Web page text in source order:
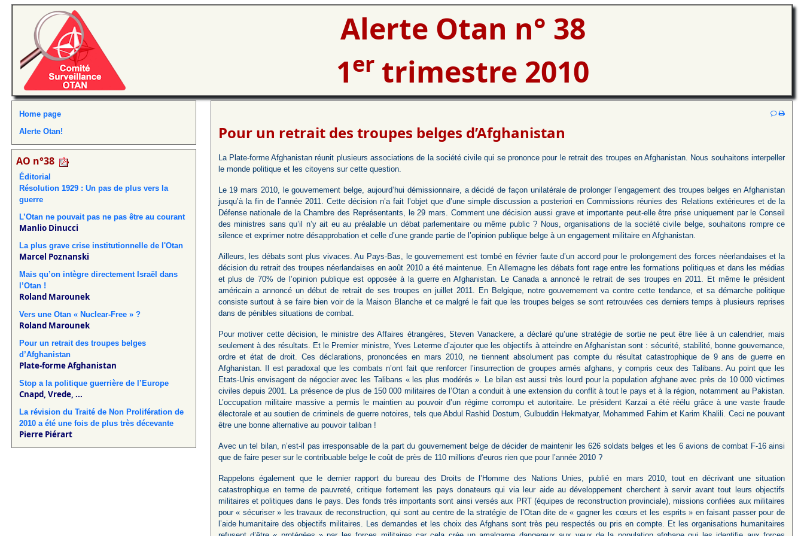
Alerte Otan n° 38
1er trimestre 2010
Home page
Alerte Otan!
AO n°38
Éditorial
Résolution 1929 : Un pas de plus vers la
guerre
L’Otan ne pouvait pas ne pas être au courant
Manlio Dinucci
La plus grave crise institutionnelle de l'Otan
Marcel Poznanski
Mais qu’on intègre directement Israël dans
l’Otan !
Roland Marounek
Vers une Otan « Nuclear-Free » ?
Roland Marounek
Pour un retrait des troupes belges
d’Afghanistan
Plate-forme Afghanistan
Stop a la politique guerrière de l’Europe
Cnapd, Vrede, ...
La révision du Traité de Non Prolifération de
2010 a été une fois de plus très décevante
Pierre Piérart
Pour un retrait des troupes belges d’Afghanistan
La Plate-forme Afghanistan réunit plusieurs associations de la société civile qui se prononce pour le retrait des troupes en Afghanistan. Nous souhaitons interpeller
le monde politique et les citoyens sur cette question.
Le 19 mars 2010, le gouvernement belge, aujourd’hui démissionnaire, a décidé de façon unilatérale de prolonger l’engagement des troupes belges en Afghanistan
jusqu’à la fin de l’année 2011. Cette décision n’a fait l’objet que d’une simple discussion a posteriori en Commissions réunies des Relations extérieures et de la
Défense nationale de la Chambre des Représentants, le 29 mars. Comment une décision aussi grave et importante peut-elle être prise uniquement par le Conseil
des ministres sans qu’il n’y ait eu au préalable un débat parlementaire ou même public ? Nous, organisations de la société civile belge, souhaitons rompre ce
silence et exprimer notre désapprobation et celle d’une grande partie de l’opinion publique belge à un engagement militaire en Afghanistan.
Ailleurs, les débats sont plus vivaces. Au Pays-Bas, le gouvernement est tombé en février faute d’un accord pour le prolongement des forces néerlandaises et la
décision du retrait des troupes néerlandaises en août 2010 a été maintenue. En Allemagne les débats font rage entre les formations politiques et dans les médias
et plus de 70% de l’opinion publique est opposée à la guerre en Afghanistan. Le Canada a annoncé le retrait de ses troupes en 2011. Et même le président
américain a annoncé un début de retrait de ses troupes en juillet 2011. En Belgique, notre gouvernement va contre cette tendance, et sa démarche politique
consiste surtout à se faire bien voir de la Maison Blanche et ce malgré le fait que les troupes belges se sont retrouvées ces derniers temps à plusieurs reprises
dans de pénibles situations de combat.
Pour motiver cette décision, le ministre des Affaires étrangères, Steven Vanackere, a déclaré qu’une stratégie de sortie ne peut être liée à un calendrier, mais
seulement à des résultats. Et le Premier ministre, Yves Leterme d’ajouter que les objectifs à atteindre en Afghanistan sont : sécurité, stabilité, bonne gouvernance,
ordre et état de droit. Ces déclarations, prononcées en mars 2010, ne tiennent absolument pas compte du résultat catastrophique de 9 ans de guerre en
Afghanistan. Il est paradoxal que les combats n’ont fait que renforcer l’insurrection de groupes armés afghans, y compris ceux des Talibans. Au point que les
Etats-Unis envisagent de négocier avec les Talibans « les plus modérés ». Le bilan est aussi très lourd pour la population afghane avec près de 10 000 victimes
civiles depuis 2001. La présence de plus de 150 000 militaires de l’Otan a conduit à une extension du conflit à tout le pays et à la région, notamment au Pakistan.
L’occupation militaire massive a permis le maintien au pouvoir d’un régime corrompu et autoritaire. Le président Karzai a été réélu grâce à une vaste fraude
électorale et au soutien de criminels de guerre notoires, tels que Abdul Rashid Dostum, Gulbuddin Hekmatyar, Mohammed Fahim et Karim Khalili. Ceci ne pouvant
être une bonne alternative au pouvoir taliban !
Avec un tel bilan, n’est-il pas irresponsable de la part du gouvernement belge de décider de maintenir les 626 soldats belges et les 6 avions de combat F-16 ainsi
que de faire peser sur le contribuable belge le coût de près de 110 millions d’euros rien que pour l’année 2010 ?
Rappelons également que le dernier rapport du bureau des Droits de l’Homme des Nations Unies, publié en mars 2010, tout en décrivant une situation
catastrophique en terme de pauvreté, critique fortement les pays donateurs qui via leur aide au développement cherchent à servir avant tout leurs objectifs
militaires et politiques dans le pays. Des fonds très importants sont ainsi versés aux PRT (équipes de reconstruction provinciale), missions confiées aux militaires
pour « sécuriser » les travaux de reconstruction, qui sont au centre de la stratégie de l’Otan dite de « gagner les cœurs et les esprits » en faisant passer pour de
l’aide humanitaire des objectifs militaires. Les demandes et les choix des Afghans sont très peu respectés ou pris en compte. Et les organisations humanitaires